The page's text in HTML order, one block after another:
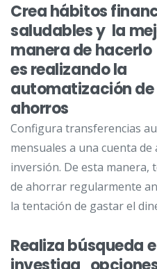
Crea hábitos
saludables y la
manera de hacerlo
es realizando la
automatización de
ahorros
Configura transferencias
mensuales a una cuenta
inversión. De esta manera,
de ahorrar regularmente
la tentación de gastar el
Realiza búsqueda e